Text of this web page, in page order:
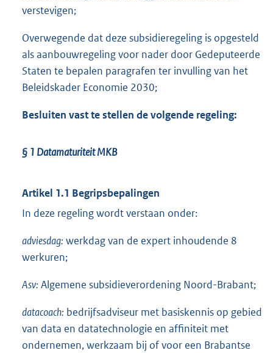
verstevigen;
Overwegende dat deze subsidieregeling is opgesteld
als aanbouwregeling voor nader door Gedeputeerde
Staten te bepalen paragrafen ter invulling van het
Beleidskader Economie 2030;
Besluiten vast te stellen de volgende regeling:
§ 1 Datamaturiteit MKB
Artikel 1.1 Begripsbepalingen
In deze regeling wordt verstaan onder:
adviesdag: werkdag van de expert inhoudende 8
werkuren;
Asv: Algemene subsidieverordening Noord-Brabant;
datacoach: bedrijfsadviseur met basiskennis op gebied
van data en datatechnologie en affiniteit met
ondernemen, werkzaam bij of voor een Brabantse